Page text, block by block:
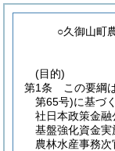
○久御山町
(目的)
第1条
この要綱
第65号)に基づ
社日本政策金融
基盤強化資金実
農林水産事務